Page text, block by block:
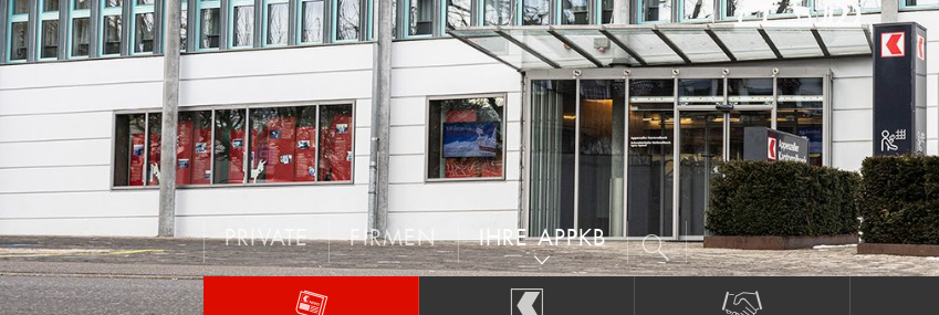
PRIVATE FIRMEN IHRE APPKB